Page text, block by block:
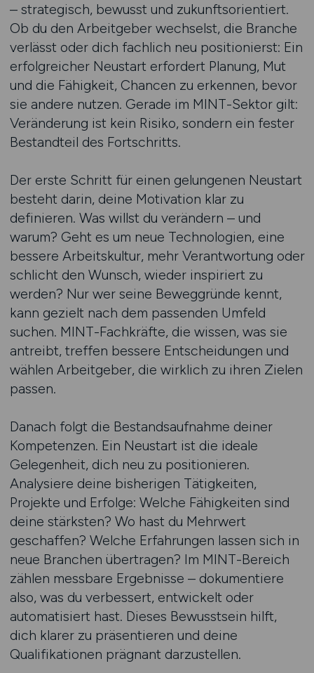
– strategisch, bewusst und zukunftsorientiert.
Ob du den Arbeitgeber wechselst, die Branche
verlässt oder dich fachlich neu positionierst: Ein
erfolgreicher Neustart erfordert Planung, Mut
und die Fähigkeit, Chancen zu erkennen, bevor
sie andere nutzen. Gerade im MINT-Sektor gilt:
Veränderung ist kein Risiko, sondern ein fester
Bestandteil des Fortschritts.
Der erste Schritt für einen gelungenen Neustart
besteht darin, deine Motivation klar zu
definieren. Was willst du verändern – und
warum? Geht es um neue Technologien, eine
bessere Arbeitskultur, mehr Verantwortung oder
schlicht den Wunsch, wieder inspiriert zu
werden? Nur wer seine Beweggründe kennt,
kann gezielt nach dem passenden Umfeld
suchen. MINT-Fachkräfte, die wissen, was sie
antreibt, treffen bessere Entscheidungen und
wählen Arbeitgeber, die wirklich zu ihren Zielen
passen.
Danach folgt die Bestandsaufnahme deiner
Kompetenzen. Ein Neustart ist die ideale
Gelegenheit, dich neu zu positionieren.
Analysiere deine bisherigen Tätigkeiten,
Projekte und Erfolge: Welche Fähigkeiten sind
deine stärksten? Wo hast du Mehrwert
geschaffen? Welche Erfahrungen lassen sich in
neue Branchen übertragen? Im MINT-Bereich
zählen messbare Ergebnisse – dokumentiere
also, was du verbessert, entwickelt oder
automatisiert hast. Dieses Bewusstsein hilft,
dich klarer zu präsentieren und deine
Qualifikationen prägnant darzustellen.